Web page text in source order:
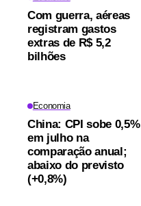
Com guerra, aéreas
registram gastos
extras de R$ 5,2
bilhões
Economia
China: CPI sobe 0,5%
em julho na
comparação anual;
abaixo do previsto
(+0,8%)